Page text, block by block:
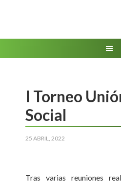
I Torneo
Social
25 ABRIL, 2022
Tras varias reuniones